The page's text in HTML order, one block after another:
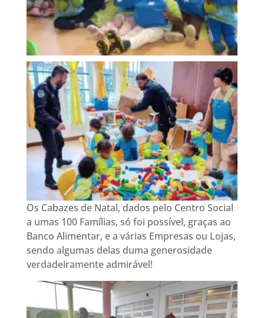
Os Cabazes de Natal, dados pelo Centro Social
a umas 100 Famílias, só foi possível, graças ao
Banco Alimentar, e a várias Empresas ou Lojas,
sendo algumas delas duma generosidade
verdadeiramente admirável!